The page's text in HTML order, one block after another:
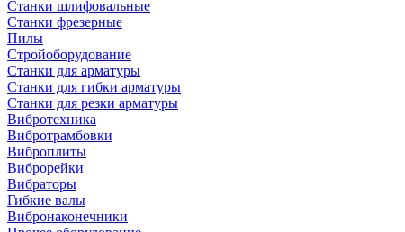
Станки шлифовальные
Станки фрезерные
Пилы
Стройоборудование
Станки для арматуры
Станки для гибки арматуры
Станки для резки арматуры
Вибротехника
Вибротрамбовки
Виброплиты
Виброрейки
Вибраторы
Гибкие валы
Вибронаконечники